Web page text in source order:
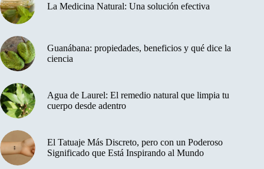
La Medicina Natural: Una solución efectiva
Guanábana: propiedades, beneficios y qué dice la
ciencia
Agua de Laurel: El remedio natural que limpia tu
cuerpo desde adentro
El Tatuaje Más Discreto, pero con un Poderoso
Significado que Está Inspirando al Mundo